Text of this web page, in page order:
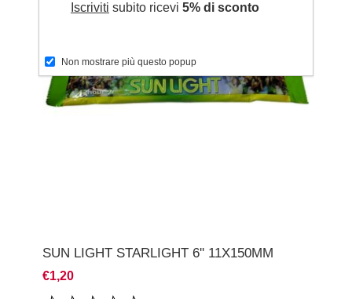
SUN LIGHT STARLIGHT 6'' 11X150MM
€1,20
Iscriviti subito ricevi 5% di sconto
Non mostrare più questo popup